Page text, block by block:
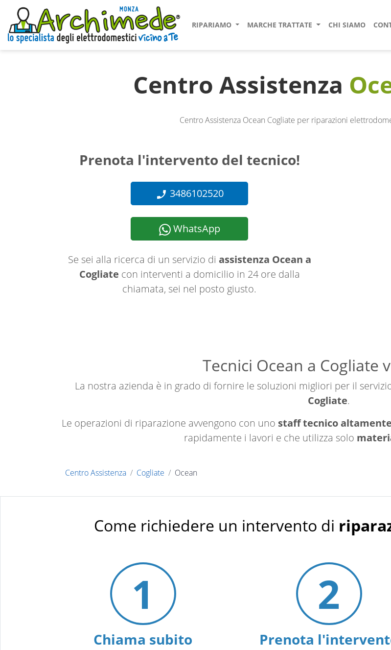
RIPARIAMO MARCHE TRATTATE CHI SIAMO
Centro Assistenza
Centro Assistenza Ocean Cogliate per riparazioni
Prenota l'intervento del tecnico!
3486102520
WhatsApp
Se sei alla ricerca di un servizio di assistenza Ocean a
Cogliate con interventi a domicilio in 24 ore dalla
chiamata, sei nel posto giusto.
Tecnici Ocean a Cogliate
La nostra azienda è in grado di fornire le soluzioni migliori per il
Cogliate.
Le operazioni di riparazione avvengono con uno staff tecnico
rapidamente i lavori e che utilizza solo
Centro Assistenza Cogliate Ocean
Come richiedere un intervento di
1
Chiama subito
2
Prenota